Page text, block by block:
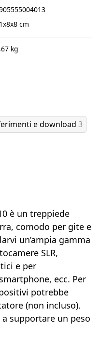
cm
kg
e download 3
è un treppiede
comodo per gite e
un’ampia gamma
SLR,
e per
ecc. Per
potrebbe
(non incluso).
supportare un peso